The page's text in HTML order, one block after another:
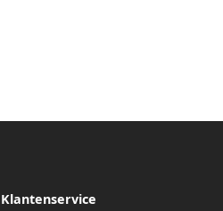
Klantenservice